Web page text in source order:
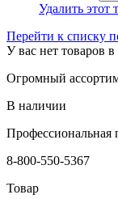
Удалить этот
Перейти к списку
У вас нет товаров
Огромный
В наличии
Профессиональная
8-800-550-5367
Товар